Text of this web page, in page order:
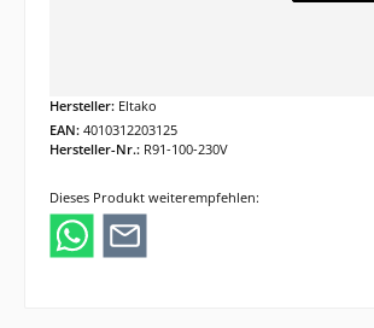
Hersteller: Eltako
EAN: 4010312203125
Hersteller-Nr.: R91-100-230V
Dieses Produkt weiterempfehlen: